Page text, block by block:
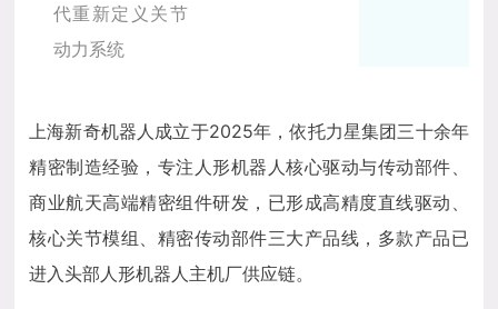
代重新定义关节
动力系统
上海新奇机器人成立于2025年，依托力星集团三十余年
精密制造经验，专注人形机器人核心驱动与传动部件、
商业航天高端精密组件研发，已形成高精度直线驱动、
核心关节模组、精密传动部件三大产品线，多款产品已
进入头部人形机器人主机厂供应链。